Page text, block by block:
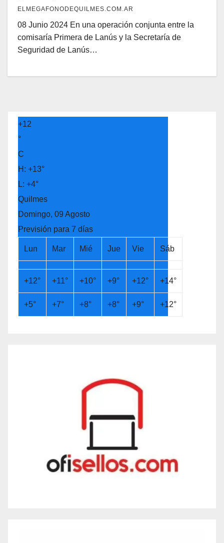
ELMEGAFONODEQUILMES.COM.AR
08 Junio 2024 En una operación conjunta entre la
comisaría Primera de Lanús y la Secretaría de
Seguridad de Lanús…
+12
°
C
H: +13°
L: +4°
Quilmes
Domingo, 09 Agosto
Previsión para 7 días
Lun Mar Mié Jue Vie Sáb
+12° +11° +10° +9° +12° +14°
+5° +7° +8° +8° +9° +12°